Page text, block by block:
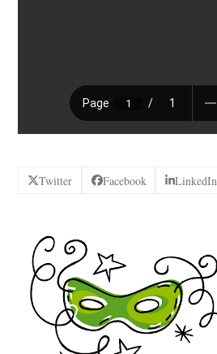
Twitter Facebook LinkedIn